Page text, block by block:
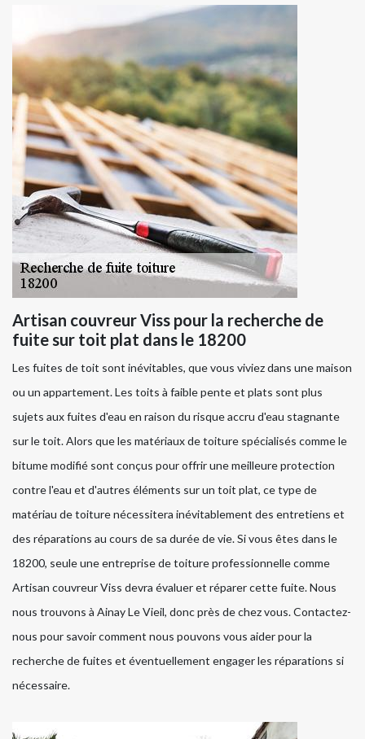
Artisan couvreur Viss pour la recherche de
fuite sur toit plat dans le 18200
Les fuites de toit sont inévitables, que vous viviez dans une maison
ou un appartement. Les toits à faible pente et plats sont plus
sujets aux fuites d'eau en raison du risque accru d'eau stagnante
sur le toit. Alors que les matériaux de toiture spécialisés comme le
bitume modifié sont conçus pour offrir une meilleure protection
contre l'eau et d'autres éléments sur un toit plat, ce type de
matériau de toiture nécessitera inévitablement des entretiens et
des réparations au cours de sa durée de vie. Si vous êtes dans le
18200, seule une entreprise de toiture professionnelle comme
Artisan couvreur Viss devra évaluer et réparer cette fuite. Nous
nous trouvons à Ainay Le Vieil, donc près de chez vous. Contactez-
nous pour savoir comment nous pouvons vous aider pour la
recherche de fuites et éventuellement engager les réparations si
nécessaire.